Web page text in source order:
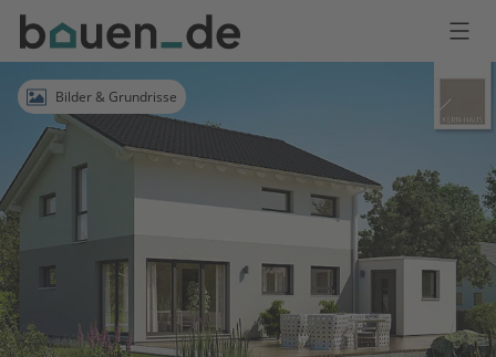
Bauen
Logo
AnmeldenBilder & Grundrisse